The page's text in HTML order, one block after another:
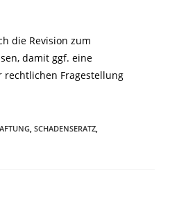
die Revision zum
damit ggf. eine
Fragestellung
, SCHADENSERATZ,